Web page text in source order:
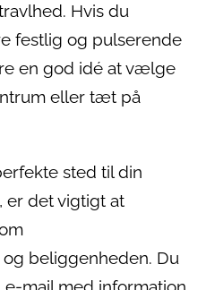
Hvis du
festlig og pulserende
en god idé at vælge
eller tæt på
sted til din
er det vigtigt at
beliggenheden. Du